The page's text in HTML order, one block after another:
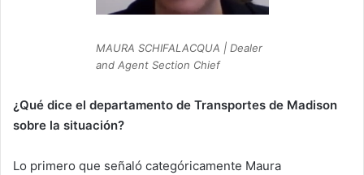
MAURA SCHIFALACQUA | Dealer
and Agent Section Chief
¿Qué dice el departamento de Transportes de Madison
sobre la situación?
Lo primero que señaló categóricamente Maura